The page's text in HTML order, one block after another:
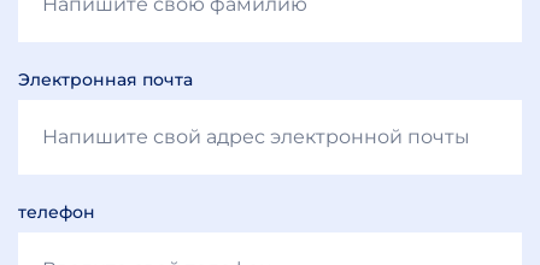
Электронная почта
телефон